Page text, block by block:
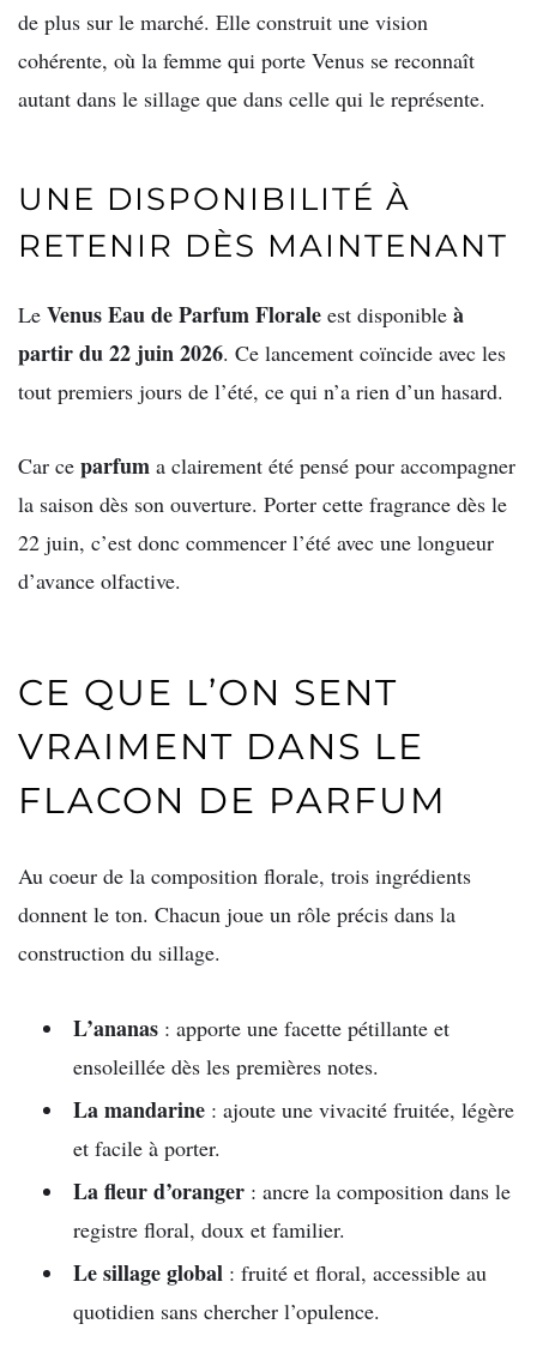
de plus sur le marché. Elle construit une vision
cohérente, où la femme qui porte Venus se reconnaît
autant dans le sillage que dans celle qui le représente.
UNE DISPONIBILITÉ À
RETENIR DÈS MAINTENANT
Le Venus Eau de Parfum Florale est disponible à
partir du 22 juin 2026. Ce lancement coïncide avec les
tout premiers jours de l’été, ce qui n’a rien d’un hasard.
Car ce parfum a clairement été pensé pour accompagner
la saison dès son ouverture. Porter cette fragrance dès le
22 juin, c’est donc commencer l’été avec une longueur
d’avance olfactive.
CE QUE L’ON SENT
VRAIMENT DANS LE
FLACON DE PARFUM
Au coeur de la composition florale, trois ingrédients
donnent le ton. Chacun joue un rôle précis dans la
construction du sillage.
L’ananas : apporte une facette pétillante et
ensoleillée dès les premières notes.
La mandarine : ajoute une vivacité fruitée, légère
et facile à porter.
La fleur d’oranger : ancre la composition dans le
registre floral, doux et familier.
Le sillage global : fruité et floral, accessible au
quotidien sans chercher l’opulence.